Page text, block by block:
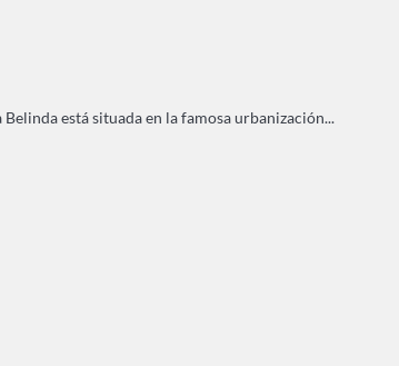
está situada en la famosa urbanización...